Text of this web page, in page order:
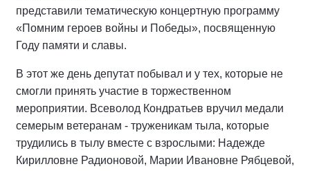
представили тематическую концертную программу
«Помним героев войны и Победы», посвященную
Году памяти и славы.
В этот же день депутат побывал и у тех, которые не
смогли принять участие в торжественном
мероприятии. Всеволод Кондратьев вручил медали
семерым ветеранам - труженикам тыла, которые
трудились в тылу вместе с взрослыми: Надежде
Кирилловне Радионовой, Марии Ивановне Рябцевой,